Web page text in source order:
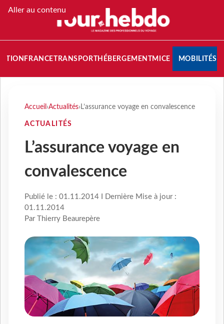
Aller au contenu
FRANCETRANSPORT HÉBERGEMENTMICE MOBILITÉS
Accueil ›Actualités› L’assurance voyage en convalescence
ACTUALITÉS
L’assurance voyage en
convalescence
Publié le : 01.11.2014 I Dernière Mise à jour :
01.11.2014
Par Thierry Beaurepère